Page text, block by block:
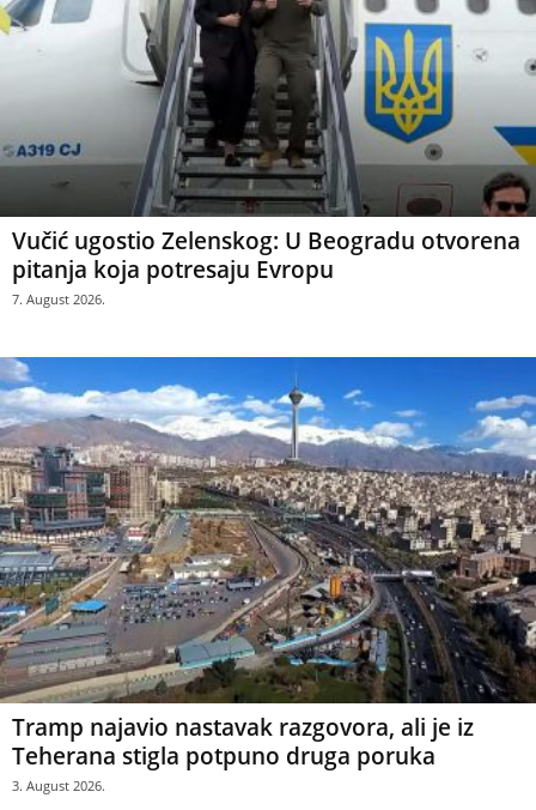
Vučić ugostio Zelenskog: U Beogradu otvorena
pitanja koja potresaju Evropu
7. August 2026.
Tramp najavio nastavak razgovora, ali je iz
Teherana stigla potpuno druga poruka
3. August 2026.